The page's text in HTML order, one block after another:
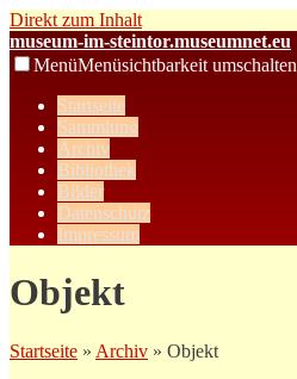
Direkt zum Inhalt
museum-im-steintor.museumnet.eu
MenüMenüsichtbarkeit umschalten
Startseite
Sammlung
Archiv
Bibliothek
Bilder
Datenschutz
Impressum
Objekt
Startseite » Archiv » Objekt